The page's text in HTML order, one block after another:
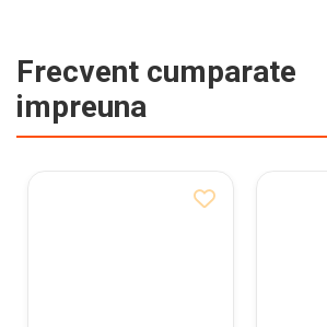
Frecvent cumparate
impreuna